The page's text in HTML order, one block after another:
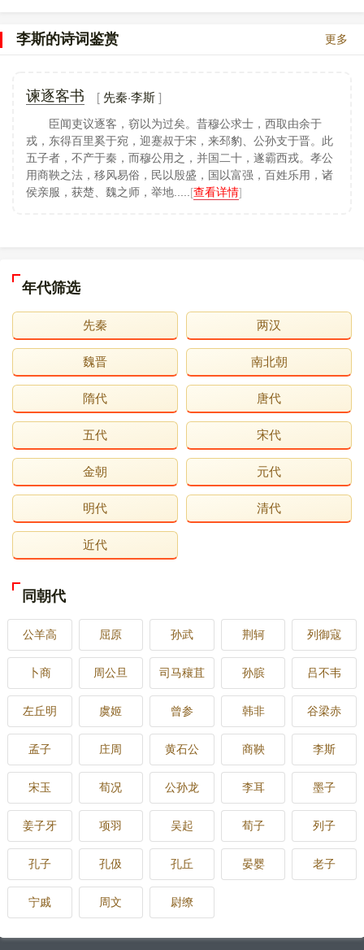
后再为秦国所用。但由于韩非之书《韩非子》对于帝王之
术、统治之术的分析过于透彻，导致秦王嬴政对其才华感到
非呈韩非绝笔之作《初见秦》于秦王政，无奈秦王政铁心欲
除韩非。后秦王政以韩非书中《八经》之三中除“阴奸”之术施
于韩非：令李斯去处理韩非一案（结合之前所言即让李斯杀
死韩非），嫁祸于李斯，从而不背骂名。李斯无奈，只得从
命而下毒于韩非饮食，使韩非暴毙而亡。）
这一说法出自曹升的《流血的仕途》一说，但争议颇
此其一也。2.文中曾提到“举赵而韩亡”，这种“亡韩”的观点与
“逾羊肠，降代、上党”“上党六十七县，不用一领甲，不苦一
士民，此皆秦有也”。公元前261年，韩割上党郡以向秦求
和。而韩非入秦应为公元前234年左右，作为《说难》一文的
作者，相信他不会劝说秦王占领已经属于秦国的土地。4.《初
见秦》一文与《战国策 张仪说秦王》相似度极高）。
焚书
秦始皇三十四年（前213年），群臣聚集在咸阳宫称颂秦
始皇时，博士淳于越很不知趣，向秦始皇说：殷周之所以存
在千年，是因为它把天下分封给子弟和功臣。天下如此之
大，宗室子弟没有封地，和百姓一样，万一发生了齐国陈
恒、晋国六卿之变，又有谁来相救呢？凡是不以古为师而天
下能长久的，没有听说过。淳于越是以儒家的立场来看待秦
朝的政治，同秦始皇的思想和行动是格格不入的，使得秦始
皇大为不满，把淳于越交给丞相李斯处理。李斯不赞同淳于
代的变化，五帝三代的治国办法也不同。三代时期的做法，
情况完全不同，不必效法古代。以古非今，搅乱民心。对于
造谣惑众，不利于统一天下的言行必须禁止，否则将会影响
罪为读书的缘故，建议秦始皇下令焚书。
按照李斯制定的法令，那是相当残苛的。凡是秦记以外
的史书，不是博士（指掌管古今文史典籍的官）所藏的诗、
书、百家语都要烧掉，只准留下医药、卜筮、种树之书。此
后，如果有敢再谈论诗书者“弃市”（指在闹市区执行死刑，并
将尸体暴露街头，称为弃市）；“以古非今者族，（指一人有
罪，父母兄弟妻子皆受刑，称为族）”；官吏如果知道而不检
举者，与之同罪；令下后三十日仍不烧者，黥(意为用刀刺刻
额颊等处)再潦上墨为“城旦”（一种刑罚，输边筑长城四
年）。有想学习法令的，要以吏为师。
这次焚书的原因，是由于讨论是否分封的问题而引起
的，无论是主张分封还是反对分封的大臣，都是为了秦始皇
长久统治打算，他们并无根本利益上的对立。李斯借题发
挥，最后竟造成焚书的结局，也不是没有缘由的。
秦国自商鞅变法以来，一直是以法家理论作为治国的指
导思想。秦始皇统一天下之后，也是以法家治国的。在他当
李斯的诗词鉴赏 更多
谏逐客书 先秦·李斯
臣闻吏议逐客，窃以为过矣。昔穆公求士，西取由余于
戎，东得百里奚于宛，迎蹇叔于宋，来邳豹、公孙支于晋。此
五子者，不产于秦，而穆公用之，并国二十，遂霸西戎。孝公
用商鞅之法，移风易俗，民以殷盛，国以富强，百姓乐用，诸
侯亲服，获楚、魏之师，举地..... [查看详情]
年代筛选
先秦 两汉
魏晋 南北朝
隋代 唐代
五代 宋代
金朝 元代
明代 清代
近代
同朝代
公羊高 屈原 孙武 荆轲 列御寇
卜商 周公旦 司马穰苴 孙膑 吕不韦
左丘明 虞姬 曾参 韩非 谷梁赤
孟子 庄周 黄石公 商鞅 李斯
宋玉 荀况 公孙龙 李耳 墨子
姜子牙 项羽 吴起 荀子 列子
孔子 孔伋 孔丘 晏婴 老子
宁戚 周文 尉缭